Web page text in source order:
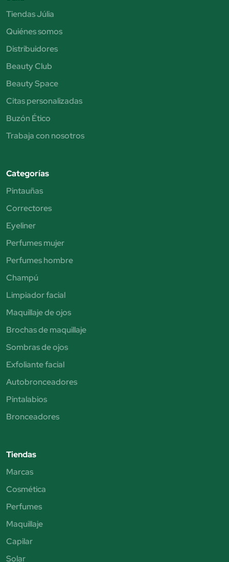
Tiendas Júlia
Quiénes somos
Distribuidores
Beauty Club
Beauty Space
Citas personalizadas
Buzón Ético
Trabaja con nosotros
Categorías
Pintauñas
Correctores
Eyeliner
Perfumes mujer
Perfumes hombre
Champú
Limpiador facial
Maquillaje de ojos
Brochas de maquillaje
Sombras de ojos
Exfoliante facial
Autobronceadores
Pintalabios
Bronceadores
Tiendas
Marcas
Cosmética
Perfumes
Maquillaje
Capilar
Solar